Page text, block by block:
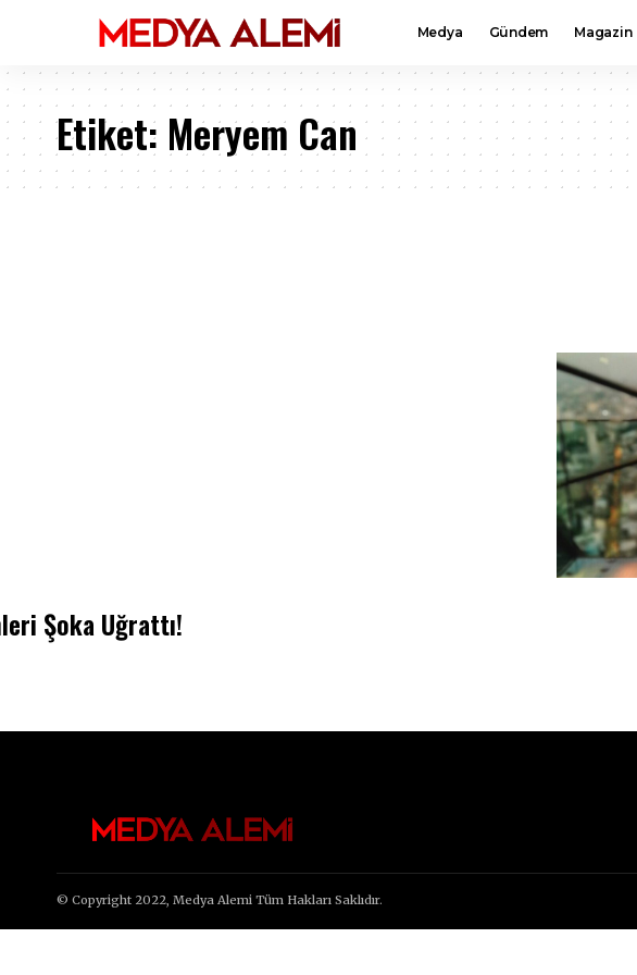
Medya Gündem Magazin
Etiket: Meryem Can
Şoka Uğrattı!
© Copyright 2022, Medya Alemi Tüm Hakları Saklıdır.